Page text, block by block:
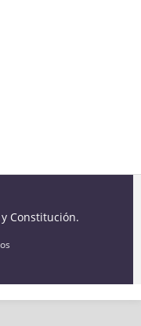
Constitución.